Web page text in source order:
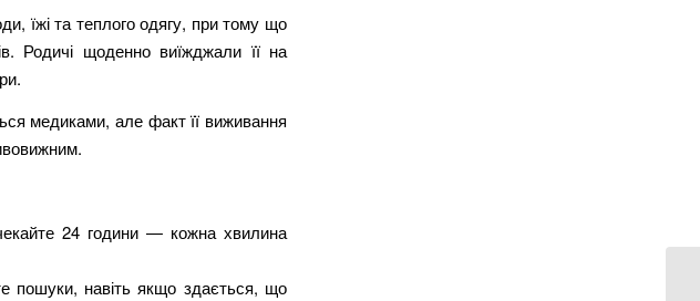
їжі та теплого одягу, при тому що
Родичі щоденно виїжджали її на
медиками, але факт її виживання
24 години — кожна хвилина
пошуки, навіть якщо здається, що